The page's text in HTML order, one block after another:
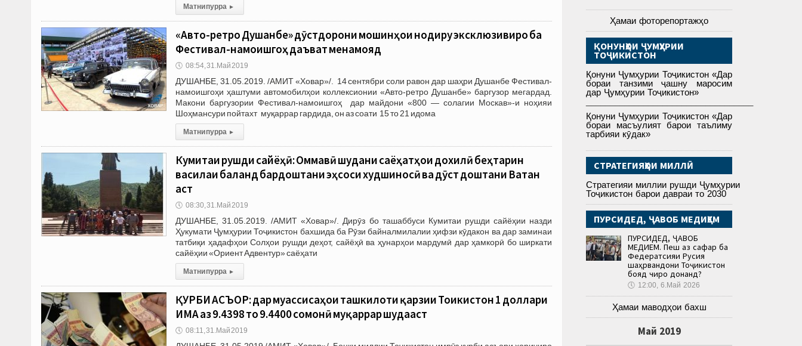
Матни пурра ▸
«Авто-ретро Душанбе» дӯстдорони мошинҳои нодиру эксклюзивиро ба
Фестивал-намоишгоҳ даъват менамояд
🕔 08:54, 31.Май 2019
ДУШАНБЕ, 31.05.2019. /АМИТ «Ховар»/. 14 сентябри соли равон дар шаҳри Душанбе Фестивал-
намоишгоҳи ҳаштуми автомобилҳои коллексионии «Авто-ретро Душанбе» баргузор мегардад.
Макони баргузории Фестивал-намоишгоҳ дар майдони «800 — солагии Москав»-и ноҳияи
Шоҳмансури пойтахт муқаррар гардида, он аз соати 15 то 21 идома
Матни пурра ▸
Кумитаи рушди сайёҳӣ: Оммавӣ шудани саёҳатҳои дохилӣ беҳтарин
василаи баланд бардоштани эҳсоси худшиносӣ ва дӯст доштани Ватан
аст
🕔 08:30, 31.Май 2019
ДУШАНБЕ, 31.05.2019. /АМИТ «Ховар»/. Дирӯз бо ташаббуси Кумитаи рушди сайёҳии назди
Ҳукумати Ҷумҳурии Тоҷикистон бахшида ба Рӯзи байналмилалии ҳифзи кӯдакон ва дар заминаи
татбиқи ҳадафҳои Солҳои рушди деҳот, сайёҳӣ ва ҳунарҳои мардумӣ дар ҳамкорӣ бо ширкати
сайёҳии «Ориент Адвентур» саёҳати
Матни пурра ▸
ҚУРБИ АСЪОР: дар муассиcаҳои ташкилоти қарзии Тоҷикистон 1 доллари
ИМА аз 9.4398 то 9.4400 сомонӣ муқаррар шудааст
🕔 08:11, 31.Май 2019
Ҳамаи фоторепортажҳо
ҚОНУНҲОИ ҶУМҲУРИИ
ТОҶИКИСТОН
Қонуни Ҷумҳурии Тоҷикистон «Дар
бораи танзими ҷашну маросим
дар Ҷумҳурии Тоҷикистон»
Қонуни Ҷумҳурии Тоҷикистон «Дар
бораи масъулият барои таълиму
тарбияи кӯдак»
СТРАТЕГИЯҲОИ МИЛЛӢ
Стратегияи миллии рушди Ҷумҳурии
Тоҷикистон барои давраи то 2030
ПУРСИДЕД, ҶАВОБ МЕДИҲЕМ
ПУРСИДЕД, ҶАВОБ
МЕДИҲЕМ. Пеш аз сафар ба
Федератсияи Русия
шаҳрвандони Тоҷикистон
бояд чиро донанд?
🕔 12:00, 6.Май 2026
Ҳамаи маводҳои бахш
Май 2019